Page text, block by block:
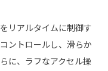
リアルタイムに制御す
ントロールし、滑らか
に、ラフなアクセル操